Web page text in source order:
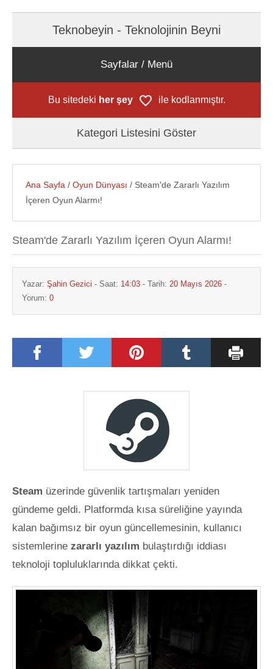
Teknobeyin - Teknolojinin Beyni
Sayfalar / Menü
Bu sitedeki her şey ile kodlanmıştır.
Kategori Listesini Göster
Ana Sayfa /Oyun Dünyası / Steam'de Zararlı Yazılım
İçeren Oyun Alarmı!
Steam'de Zararlı Yazılım İçeren Oyun Alarmı!
Yazar: Şahin Gezici - Saat: 14:03 - Tarih: 20 Mayıs 2026 -
Yorum: 0
Steam üzerinde güvenlik tartışmaları yeniden
gündeme geldi. Platformda kısa süreliğine yayında
kalan bağımsız bir oyun güncellemesinin, kullanıcı
sistemlerine zararlı yazılım bulaştırdığı iddiası
teknoloji topluluklarında dikkat çekti.